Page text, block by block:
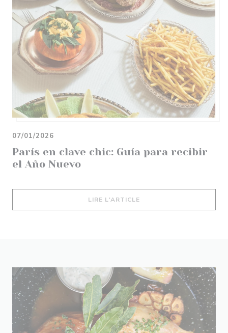
París en clave chic: Guía para recibir
el Año Nuevo
07/01/2026
LIRE L'ARTICLE